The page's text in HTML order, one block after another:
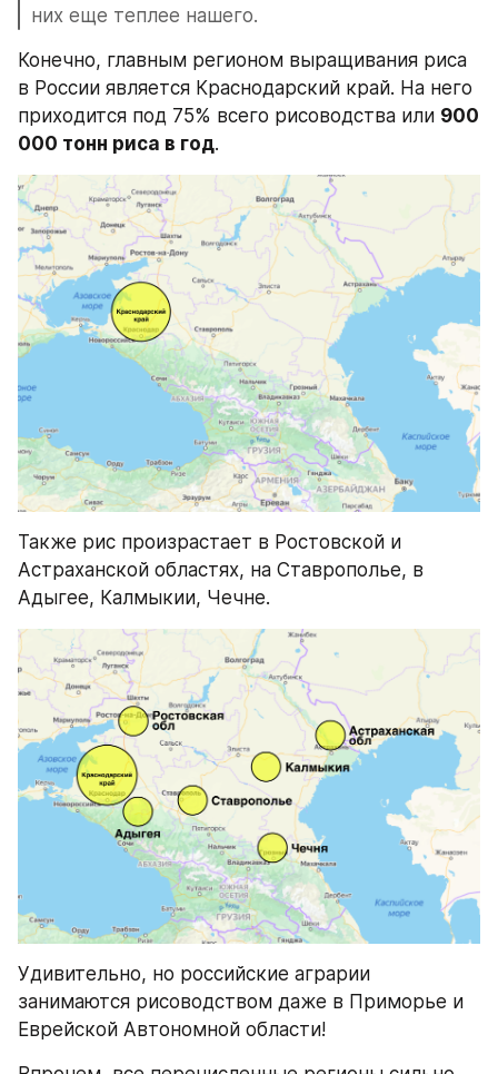
них еще теплее нашего.
Конечно, главным регионом выращивания риса
в России является Краснодарский край. На него
приходится под 75% всего рисоводства или 900
000 тонн риса в год.
Также рис произрастает в Ростовской и
Астраханской областях, на Ставрополье, в
Адыгее, Калмыкии, Чечне.
Удивительно, но российские аграрии
занимаются рисоводством даже в Приморье и
Еврейской Автономной области!